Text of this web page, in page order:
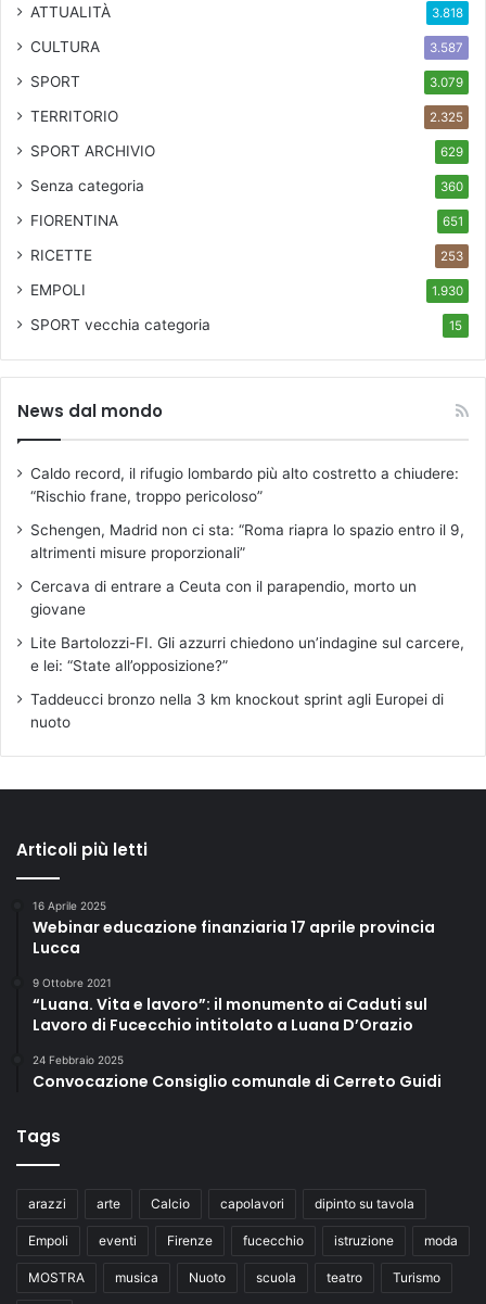
ATTUALITÀ 3.818
CULTURA 3.587
SPORT 3.079
TERRITORIO 2.325
SPORT ARCHIVIO 629
Senza categoria 360
FIORENTINA 651
RICETTE 253
EMPOLI 1.930
SPORT vecchia categoria 15
News dal mondo
Caldo record, il rifugio lombardo più alto costretto a chiudere:
“Rischio frane, troppo pericoloso”
Schengen, Madrid non ci sta: “Roma riapra lo spazio entro il 9,
altrimenti misure proporzionali”
Cercava di entrare a Ceuta con il parapendio, morto un
giovane
Lite Bartolozzi-FI. Gli azzurri chiedono un’indagine sul carcere,
e lei: “State all’opposizione?”
Taddeucci bronzo nella 3 km knockout sprint agli Europei di
nuoto
Articoli più letti
16 Aprile 2025
Webinar educazione finanziaria 17 aprile provincia
Lucca
9 Ottobre 2021
“Luana. Vita e lavoro”: il monumento ai Caduti sul
Lavoro di Fucecchio intitolato a Luana D’Orazio
24 Febbraio 2025
Convocazione Consiglio comunale di Cerreto Guidi
Tags
arazzi arte Calcio capolavori dipinto su tavola
Empoli eventi Firenze fucecchio istruzione moda
MOSTRA musica Nuoto scuola teatro Turismo